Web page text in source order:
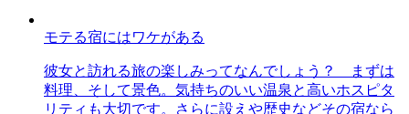
モテる宿にはワケがある
彼女と訪れる旅の楽しみってなんでしょう？ まずは
料理、そして景色。気持ちのいい温泉と高いホスピタ
リティも大切です。さらに設えや歴史などその宿なら